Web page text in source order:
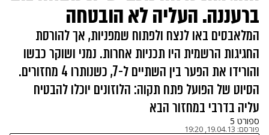
ברעננה. העליה לא הובטחה
המלאבסים באו לנצח ולפתוח שמפניות, אך להורסת
החגיגות הרשמית היו תכניות אחרות. נמני ושוקר כבשו
והורידו את הפער בין השתיים ל-7, כשנותרו 4 מחזורים.
הסיוט של הפועל פתח תקוה: הלוזונים יוכלו להבטיח
עליה בדרבי במחזור הבא
ספורט 5
פורסם: 19.04.13, 19:20